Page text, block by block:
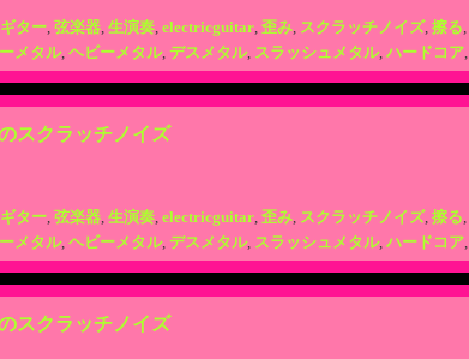
ター, 弦楽器, 生演奏, electricguitar, 歪み, スクラッチノイズ, 擦る,
メタル, ヘビーメタル, デスメタル, スラッシュメタル, ハードコア,
スクラッチノイズ
ター, 弦楽器, 生演奏, electricguitar, 歪み, スクラッチノイズ, 擦る,
メタル, ヘビーメタル, デスメタル, スラッシュメタル, ハードコア,
スクラッチノイズ